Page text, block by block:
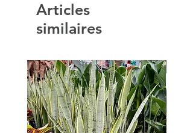
Articles
similaires